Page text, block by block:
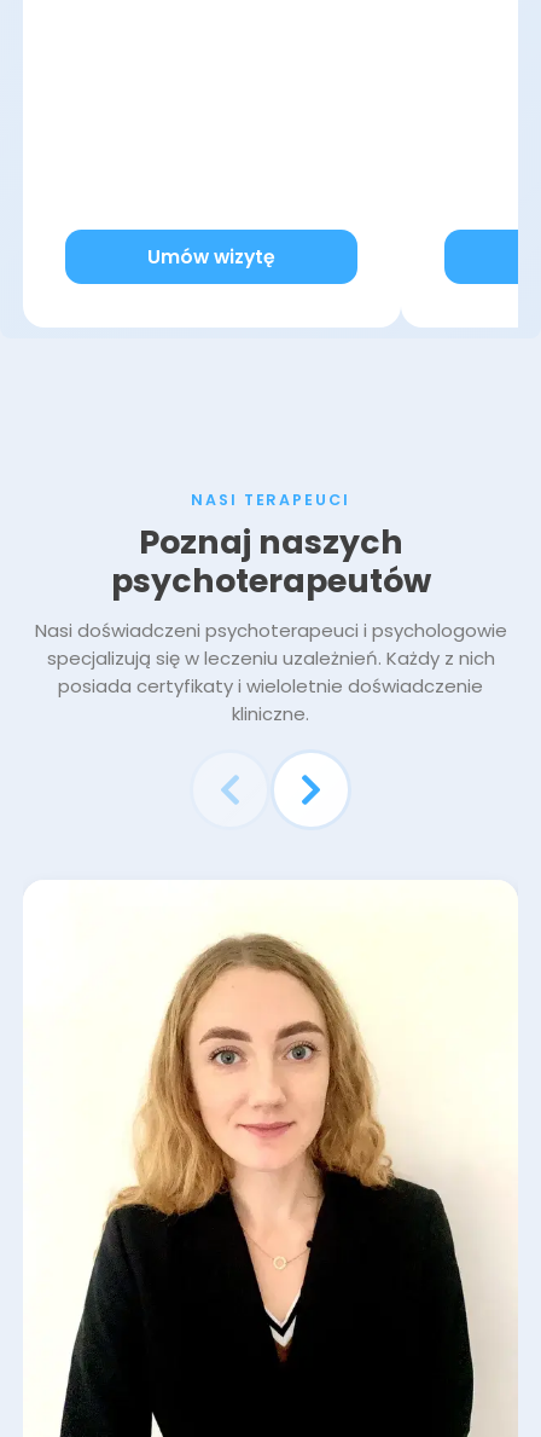
Umów wizytę
NASI TERAPEUCI
Poznaj naszych
psychoterapeutów
Nasi doświadczeni psychoterapeuci i psychologowie
specjalizują się w leczeniu uzależnień. Każdy z nich
posiada certyfikaty i wieloletnie doświadczenie
kliniczne.